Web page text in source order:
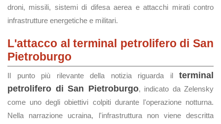
droni, missili, sistemi di difesa aerea e attacchi mirati contro
infrastrutture energetiche e militari.
L'attacco al terminal petrolifero di San
Pietroburgo
Il punto più rilevante della notizia riguarda il terminal
petrolifero di San Pietroburgo, indicato da Zelensky
come uno degli obiettivi colpiti durante l'operazione notturna.
Nella narrazione ucraina, l'infrastruttura non viene descritta